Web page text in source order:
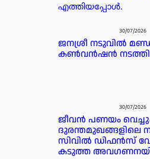
എത്തിയപ്പോൾ.
30/07/2026
ജനശ്രീ നടുവിൽ
കൺവൻഷൻ നടത്തി
30/07/2026
ജീവൻ പണയം
ദുരന്തമുഖങ്ങളിലെ
സിവിൽ ഡിഫൻസ്
കടുത്ത